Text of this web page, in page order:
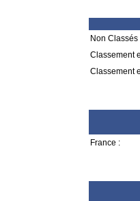
Non Classés
Classement
Classement
France :